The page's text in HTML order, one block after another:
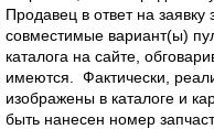
Продавец в ответ на
совместимые вариант(ы)
каталога на сайте,
имеются. Фактически,
изображены в каталоге и
быть нанесен номер